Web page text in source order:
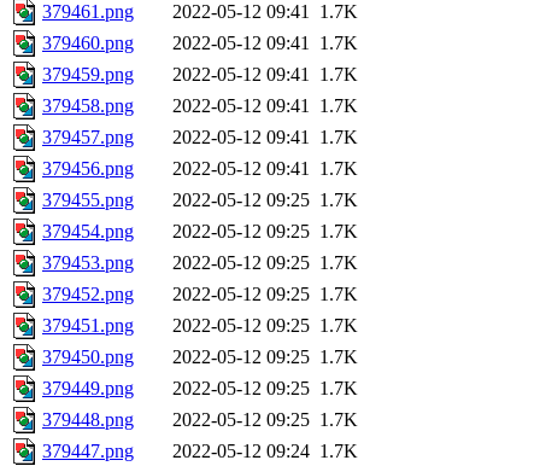
379461.png
2022-05-12 09:41 1.7K
379460.png
2022-05-12 09:41 1.7K
379459.png
2022-05-12 09:41 1.7K
379458.png
2022-05-12 09:41 1.7K
379457.png
2022-05-12 09:41 1.7K
379456.png
2022-05-12 09:41 1.7K
379455.png
2022-05-12 09:25 1.7K
379454.png
2022-05-12 09:25 1.7K
379453.png
2022-05-12 09:25 1.7K
379452.png
2022-05-12 09:25 1.7K
379451.png
2022-05-12 09:25 1.7K
379450.png
2022-05-12 09:25 1.7K
379449.png
2022-05-12 09:25 1.7K
379448.png
2022-05-12 09:25 1.7K
379447.png
2022-05-12 09:24 1.7K